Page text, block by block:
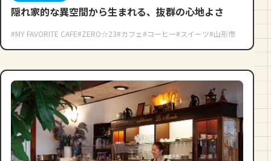
隠れ家的な異空間から生まれる、抜群の心地よさ
#MY FAVORITE CAFE#ZERO☆23#カフェ#コーヒー#スイーツ#山形市